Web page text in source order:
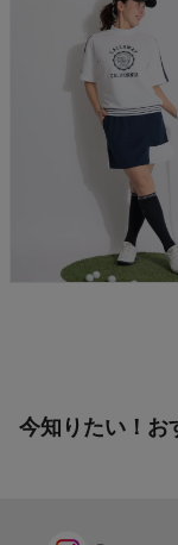
今知りたい！お